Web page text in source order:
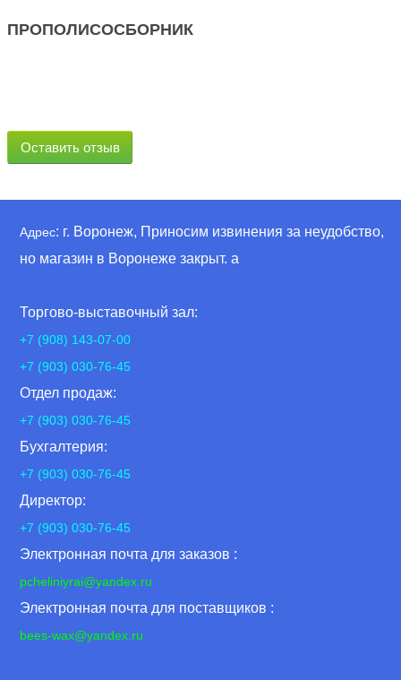
ПРОПОЛИСОСБОРНИК
Оставить отзыв
Адрес: г. Воронеж, Приносим извинения за неудобство,
но магазин в Воронеже закрыт. а
Торгово-выставочный зал:
+7 (908) 143-07-00
+7 (903) 030-76-45
Отдел продаж:
+7 (903) 030-76-45
Бухгалтерия:
+7 (903) 030-76-45
Директор:
+7 (903) 030-76-45
Электронная почта для заказов :
pcheliniyrai@yandex.ru
Электронная почта для поставщиков :
bees-wax@yandex.ru